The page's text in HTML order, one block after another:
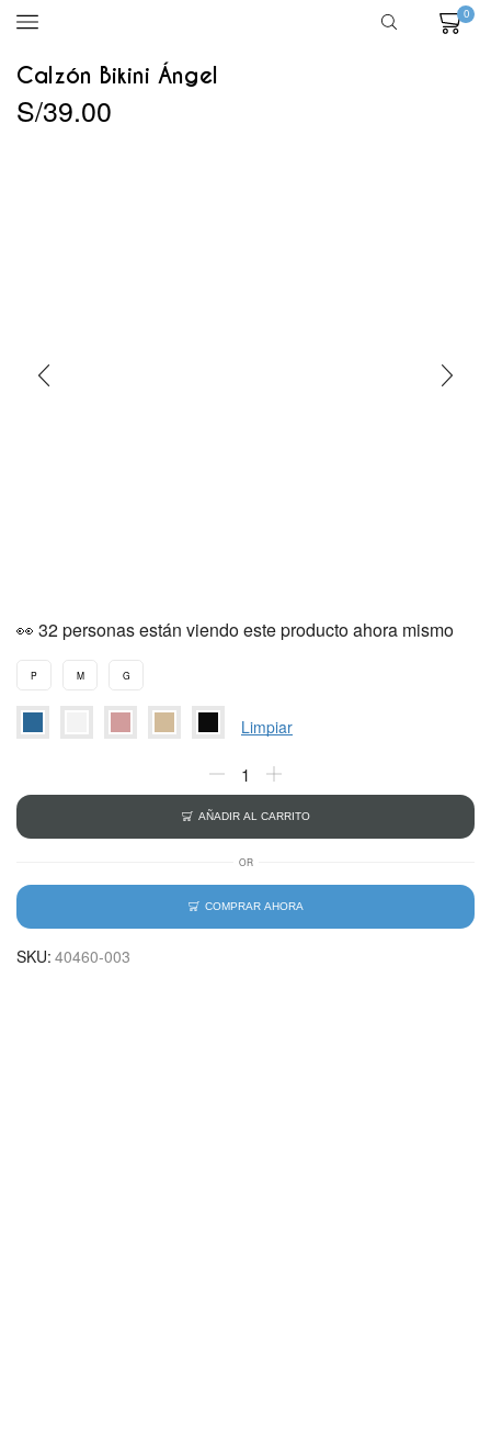
0
Calzón Bikini Ángel
S/39.00
👀 32 personas están viendo este producto ahora mismo
P M G
Limpiar
AÑADIR AL CARRITO
OR
COMPRAR AHORA
SKU: 40460-003